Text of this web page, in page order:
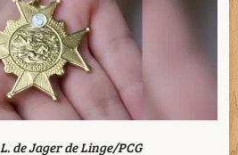
L. de Jager de Linge/PCG